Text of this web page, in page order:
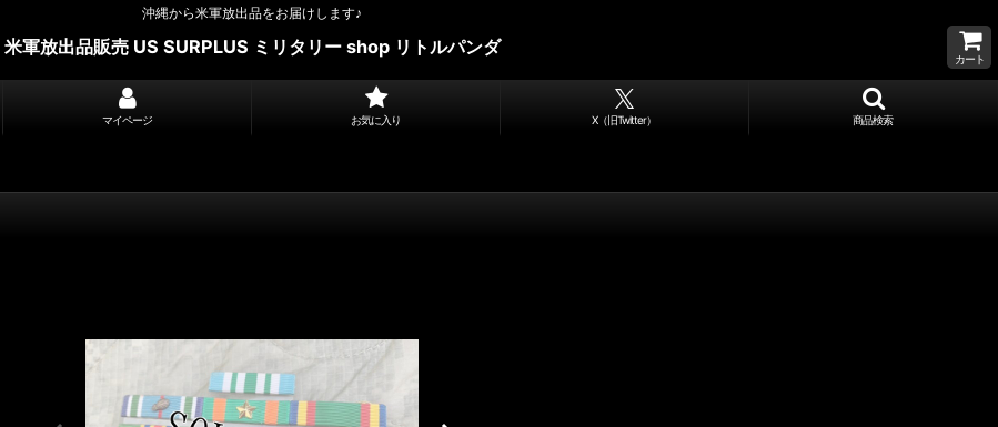
沖縄から米軍放出品をお届けします♪
米軍放出品販売 US SURPLUS ミリタリー shop リトルパンダ
カート
マイページ お気に入り X（旧Twitter） 商品検索